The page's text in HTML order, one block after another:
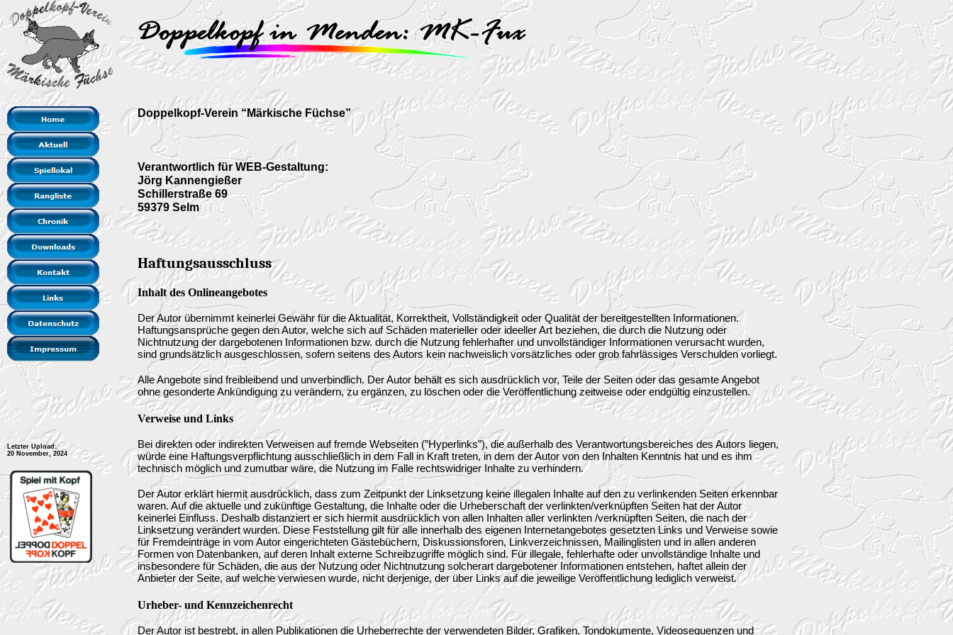
Letzter Upload:
20 November, 2024
Doppelkopf-Verein “Märkische Füchse”
Verantwortlich für WEB-Gestaltung:
Jörg Kannengießer
Schillerstraße 69
59379 Selm
Haftungsausschluss
Inhalt des Onlineangebotes
Der Autor übernimmt keinerlei Gewähr für die Aktualität, Korrektheit, Vollständigkeit oder Qualität der bereitgestellten Informationen.
Haftungsansprüche gegen den Autor, welche sich auf Schäden materieller oder ideeller Art beziehen, die durch die Nutzung oder
Nichtnutzung der dargebotenen Informationen bzw. durch die Nutzung fehlerhafter und unvollständiger Informationen verursacht wurden,
sind grundsätzlich ausgeschlossen, sofern seitens des Autors kein nachweislich vorsätzliches oder grob fahrlässiges Verschulden vorliegt.
Alle Angebote sind freibleibend und unverbindlich. Der Autor behält es sich ausdrücklich vor, Teile der Seiten oder das gesamte Angebot
ohne gesonderte Ankündigung zu verändern, zu ergänzen, zu löschen oder die Veröffentlichung zeitweise oder endgültig einzustellen.
Verweise und Links
Bei direkten oder indirekten Verweisen auf fremde Webseiten (”Hyperlinks”), die außerhalb des Verantwortungsbereiches des Autors liegen,
würde eine Haftungsverpflichtung ausschließlich in dem Fall in Kraft treten, in dem der Autor von den Inhalten Kenntnis hat und es ihm
technisch möglich und zumutbar wäre, die Nutzung im Falle rechtswidriger Inhalte zu verhindern.
Der Autor erklärt hiermit ausdrücklich, dass zum Zeitpunkt der Linksetzung keine illegalen Inhalte auf den zu verlinkenden Seiten erkennbar
waren. Auf die aktuelle und zukünftige Gestaltung, die Inhalte oder die Urheberschaft der verlinkten/verknüpften Seiten hat der Autor
keinerlei Einfluss. Deshalb distanziert er sich hiermit ausdrücklich von allen Inhalten aller verlinkten /verknüpften Seiten, die nach der
Linksetzung verändert wurden. Diese Feststellung gilt für alle innerhalb des eigenen Internetangebotes gesetzten Links und Verweise sowie
für Fremdeinträge in vom Autor eingerichteten Gästebüchern, Diskussionsforen, Linkverzeichnissen, Mailinglisten und in allen anderen
Formen von Datenbanken, auf deren Inhalt externe Schreibzugriffe möglich sind. Für illegale, fehlerhafte oder unvollständige Inhalte und
insbesondere für Schäden, die aus der Nutzung oder Nichtnutzung solcherart dargebotener Informationen entstehen, haftet allein der
Anbieter der Seite, auf welche verwiesen wurde, nicht derjenige, der über Links auf die jeweilige Veröffentlichung lediglich verweist.
Urheber- und Kennzeichenrecht
Der Autor ist bestrebt, in allen Publikationen die Urheberrechte der verwendeten Bilder, Grafiken, Tondokumente, Videosequenzen und